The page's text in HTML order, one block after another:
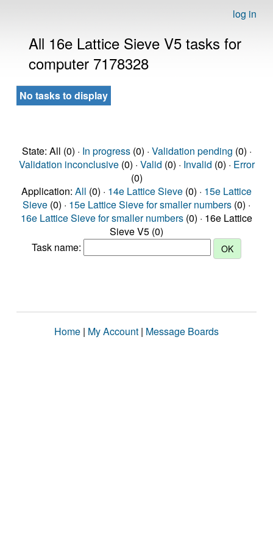
log in
All 16e Lattice Sieve V5 tasks for
computer 7178328
No tasks to display
State: All (0) · In progress(0) · Validation pending (0) ·
Validation inconclusive(0) · Valid (0) · Invalid (0) · Error
(0)
Application: All (0) · 14e Lattice Sieve (0) · 15e Lattice
Sieve (0) · 15e Lattice Sieve for smaller numbers (0) ·
16e Lattice Sieve for smaller numbers (0) · 16e Lattice
Sieve V5 (0)
Task name:
Home | My Account | Message Boards